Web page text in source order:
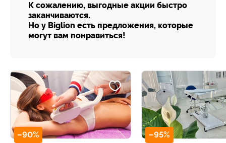
К сожалению, выгодные акции быстро
заканчиваются.
Но у Biglion есть предложения, которые
могут вам понравиться!
–90% –95%